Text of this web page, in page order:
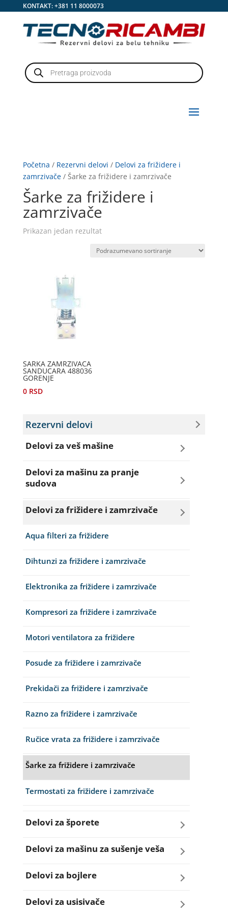
KONTAKT:+381 11 8000073
Products
search
Početna / Rezervni delovi / Delovi za frižidere i
zamrzivače/ Šarke za frižidere i zamrzivače
Šarke za frižidere i
zamrzivače
Prikazan jedan rezultat
SARKA ZAMRZIVACA
SANDUCARA 488036
GORENJE
0 RSD
Rezervni delovi
Delovi za veš mašine
Amortizeri za veš mašinu
Rebra bubnja za veš mašinu
Remenice za veš mašinu
Remenja
Ručice za vrata za veš mašinu
Delovi za mašinu za pranje
sudova
Creva za sudo mašine
Dihtunzi za sudo mašine
Elektroventili za sudo mašine
Filteri za sudo mašine
Grejači za sudo mašine
Korpe za sudo mašine
Posude za prašak i so za sudo mašine
Programatori i elektronika sudo mašine
Prskalice za sudo mašine
Pumpe za sudo mašine
Razno za sudo mašine
Ručice - mehanizmi vrata za sudo mašine
Delovi za frižidere i zamrzivače
Aqua filteri za frižidere
Dihtunzi za frižidere i zamrzivače
Elektronika za frižidere i zamrzivače
Kompresori za frižidere i zamrzivače
Motori ventilatora za frižidere
Posude za frižidere i zamrzivače
Prekidači za frižidere i zamrzivače
Razno za frižidere i zamrzivače
Ručice vrata za frižidere i zamrzivače
Šarke za frižidere i zamrzivače
Termostati za frižidere i zamrzivače
Delovi za šporete
Dihtunzi za šporete
Dugmad za šporete
Grejači za šporete
Delovi za mašinu za sušenje veša
Dihtunzi mašine za sušenje veša
Elektronika mašine za sušenje veša
Delovi za bojlere
Grejači za bojlere
Delovi za usisivače